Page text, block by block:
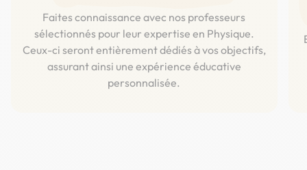
Faites connaissance avec nos professeurs
sélectionnés pour leur expertise en Physique.
Ceux-ci seront entièrement dédiés à vos objectifs,
assurant ainsi une expérience éducative
personnalisée.